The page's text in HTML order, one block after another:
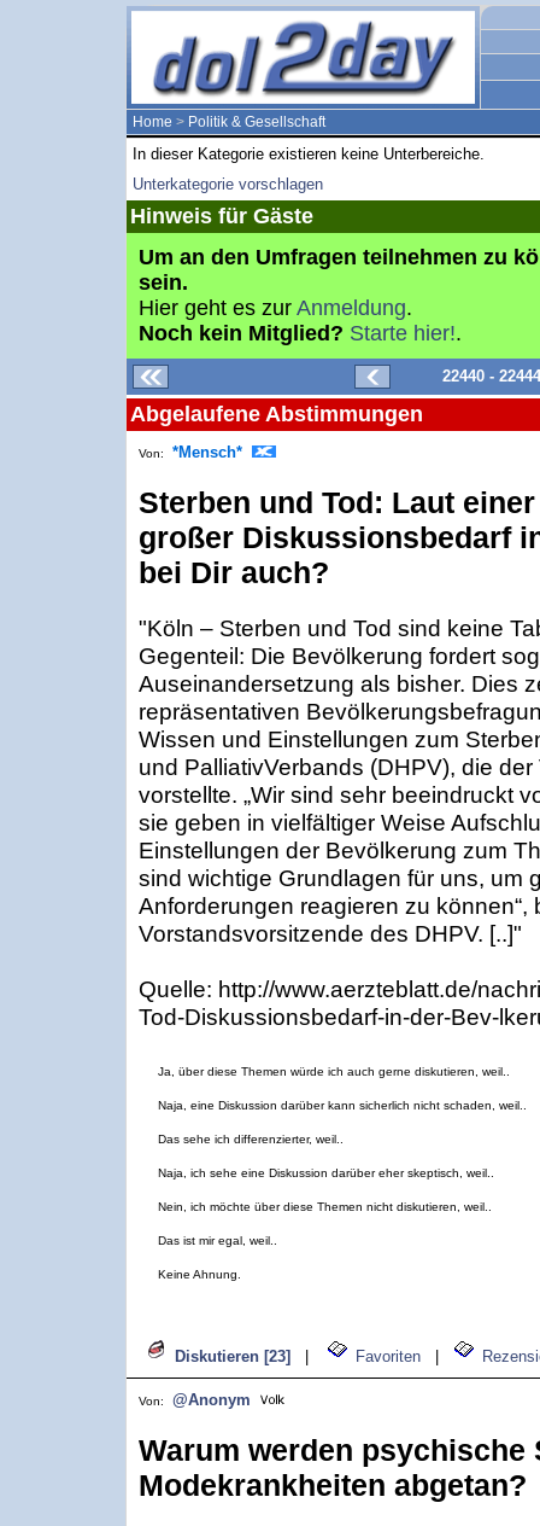
Home > Politik & Gesellschaft
In dieser Kategorie existieren keine Unterbereiche.
Unterkategorie vorschlagen
Hinweis für Gäste
Um an den Umfragen teilnehmen zu
sein.
Hier geht es zur Anmeldung.
Noch kein Mitglied? Starte hier!.
22440 -
Abgelaufene Abstimmungen
Von: *Mensch*
Sterben und Tod: Laut
großer Diskussionsbedarf
bei Dir auch?
"Köln – Sterben und Tod sind keine
Gegenteil: Die Bevölkerung fordert
Auseinandersetzung als bisher. Dies
repräsentativen
Wissen und Einstellungen zum
und PalliativVerbands (DHPV), die
vorstellte. „Wir sind sehr beeindruckt
sie geben in vielfältiger Weise
Einstellungen der Bevölkerung zum
sind wichtige Grundlagen für uns, um
Anforderungen reagieren zu können“,
Vorstands­vorsitzende des DHPV. [..]"
Quelle: http://www.aerzteblatt.de/
Tod-Diskussionsbedarf-in-der-Bev-
Ja, über diese Themen würde ich auch gerne diskutieren, weil..
Naja, eine Diskussion darüber kann sicherlich nicht schaden, weil..
Das sehe ich differenzierter, weil..
Naja, ich sehe eine Diskussion darüber eher skeptisch, weil..
Nein, ich möchte über diese Themen nicht diskutieren, weil..
Das ist mir egal, weil..
Keine Ahnung.
Diskutieren [23] Favoriten
Von: @Anonym
Warum werden psychische
Modekrankheiten abgetan?